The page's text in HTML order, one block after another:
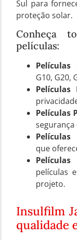
Sul para
proteção solar.
Conheça
películas:
Películas
G10, G20,
Películas
Películas
segurança
Películas
que
Películas
películas
projeto.
Insulfilm
qualidade